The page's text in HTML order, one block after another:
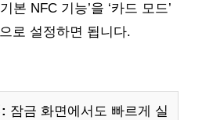
본 NFC 기능’을 ‘카드 모드’
로 설정하면 됩니다.
잠금 화면에서도 빠르게 실